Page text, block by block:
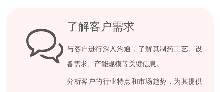
了解客户需求
与客户进行深入沟通，了解其制药工艺、设
备需求、产能规模等关键信息。
分析客户的行业特点和市场趋势，为其提供